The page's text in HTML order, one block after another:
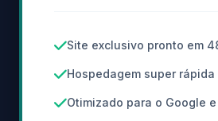
Site exclusivo pronto em
Hospedagem super
Otimizado para o Google e